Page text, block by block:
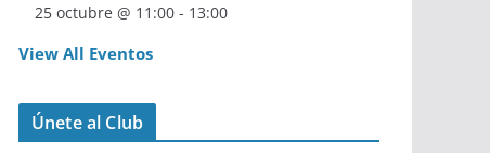
25 octubre @ 11:00 - 13:00
View All Eventos
Únete al Club